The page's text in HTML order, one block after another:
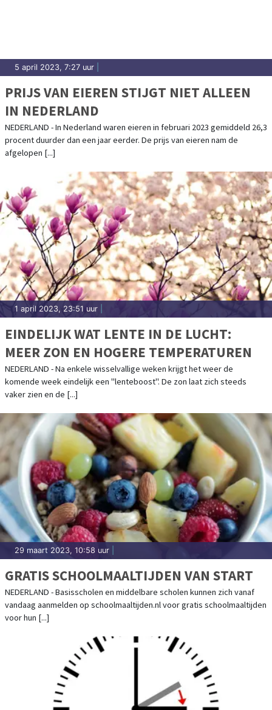
5 april 2023, 7:27 uur
PRIJS VAN EIEREN STIJGT NIET ALLEEN
IN NEDERLAND
NEDERLAND - In Nederland waren eieren in februari 2023 gemiddeld 26,3
procent duurder dan een jaar eerder. De prijs van eieren nam de
afgelopen [...]
1 april 2023, 23:51 uur
EINDELIJK WAT LENTE IN DE LUCHT:
MEER ZON EN HOGERE TEMPERATUREN
NEDERLAND - Na enkele wisselvallige weken krijgt het weer de
komende week eindelijk een "lenteboost". De zon laat zich steeds
vaker zien en de [...]
29 maart 2023, 10:58 uur
GRATIS SCHOOLMAALTIJDEN VAN START
NEDERLAND - Basisscholen en middelbare scholen kunnen zich vanaf
vandaag aanmelden op schoolmaaltijden.nl voor gratis schoolmaaltijden
voor hun [...]